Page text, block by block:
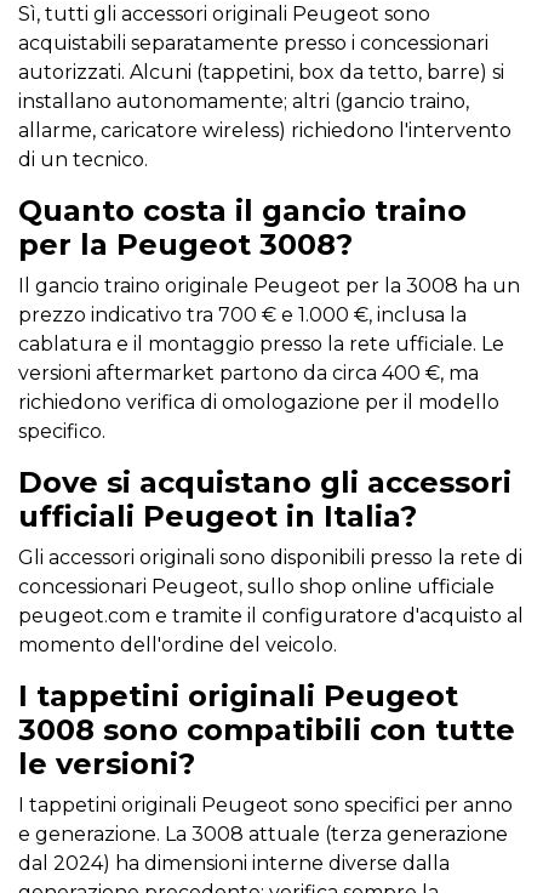
Sì, tutti gli accessori originali Peugeot sono
acquistabili separatamente presso i concessionari
autorizzati. Alcuni (tappetini, box da tetto, barre) si
installano autonomamente; altri (gancio traino,
allarme, caricatore wireless) richiedono l'intervento
di un tecnico.
Quanto costa il gancio traino
per la Peugeot 3008?
Il gancio traino originale Peugeot per la 3008 ha un
prezzo indicativo tra 700 € e 1.000 €, inclusa la
cablatura e il montaggio presso la rete ufficiale. Le
versioni aftermarket partono da circa 400 €, ma
richiedono verifica di omologazione per il modello
specifico.
Dove si acquistano gli accessori
ufficiali Peugeot in Italia?
Gli accessori originali sono disponibili presso la rete di
concessionari Peugeot, sullo shop online ufficiale
peugeot.com e tramite il configuratore d'acquisto al
momento dell'ordine del veicolo.
I tappetini originali Peugeot
3008 sono compatibili con tutte
le versioni?
I tappetini originali Peugeot sono specifici per anno
e generazione. La 3008 attuale (terza generazione
dal 2024) ha dimensioni interne diverse dalla